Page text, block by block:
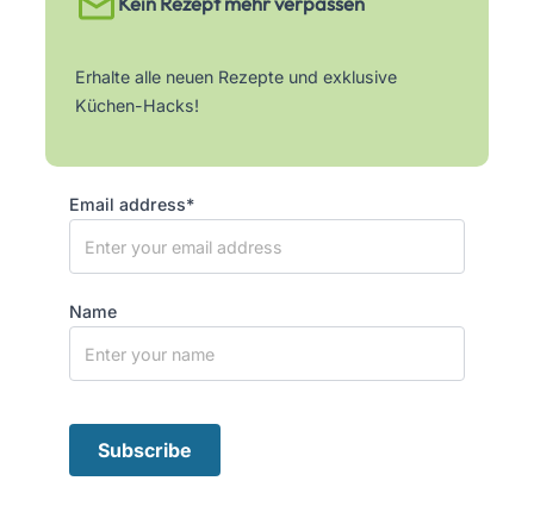
Erhalte alle neuen Rezepte und exklusive
Küchen-Hacks!
Email address*
Name